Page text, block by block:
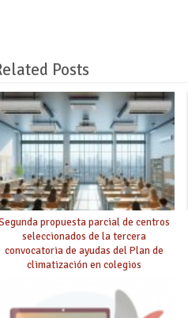
Posts
propuesta parcial de centros
seleccionados de la tercera
convocatoria de ayudas del Plan de
climatización en colegios